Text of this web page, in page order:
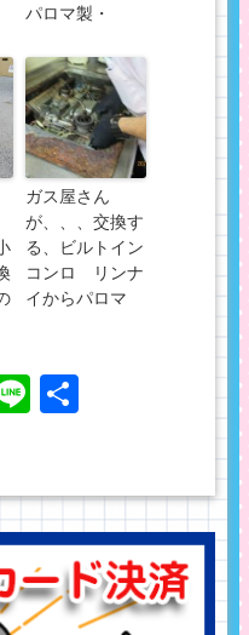
パロマ製・
ガス屋さん
が、、、交換す
る、ビルトイン
コンロ リンナ
イからパロマ
Line